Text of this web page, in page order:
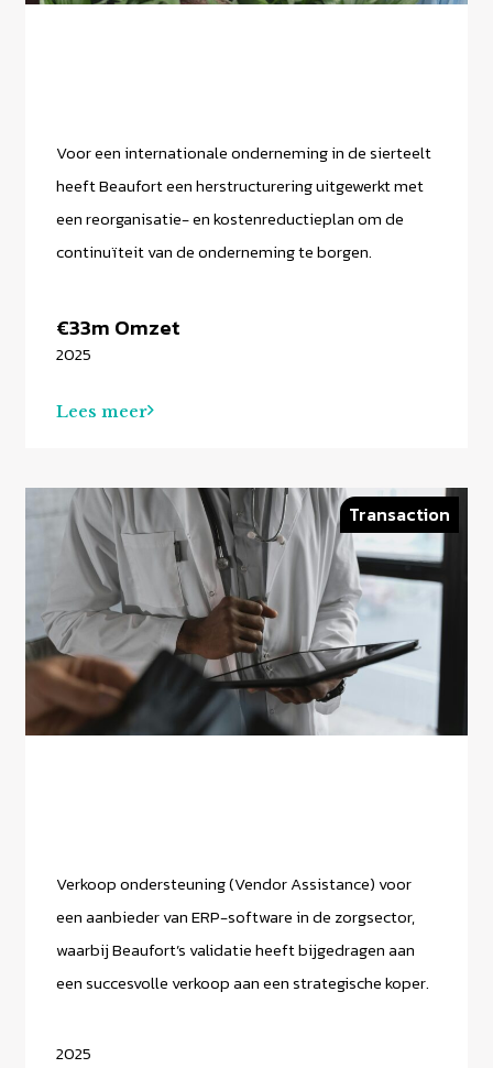
Voor een internationale onderneming in de sierteelt
heeft Beaufort een herstructurering uitgewerkt met
een reorganisatie- en kostenreductieplan om de
continuïteit van de onderneming te borgen.
€33m Omzet
2025
Lees meer
Transaction
Verkoop ondersteuning (Vendor Assistance) voor
een aanbieder van ERP-software in de zorgsector,
waarbij Beaufort’s validatie heeft bijgedragen aan
een succesvolle verkoop aan een strategische koper.
2025